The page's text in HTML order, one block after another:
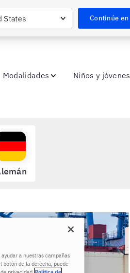
States Continúe en
Modalidades Niños y jóvenes
a nuestras campañas
botón de la derecha, puede